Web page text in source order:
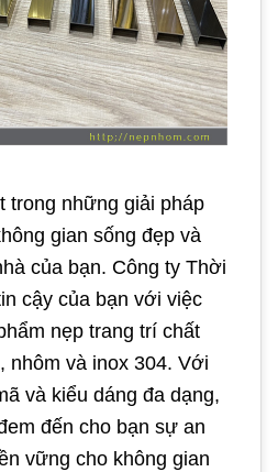
trong những giải pháp
gian sống đẹp và
của bạn. Công ty Thời
cậy của bạn với việc
nẹp trang trí chất
nhôm và inox 304. Với
và kiểu dáng đa dạng,
đến cho bạn sự an
vững cho không gian